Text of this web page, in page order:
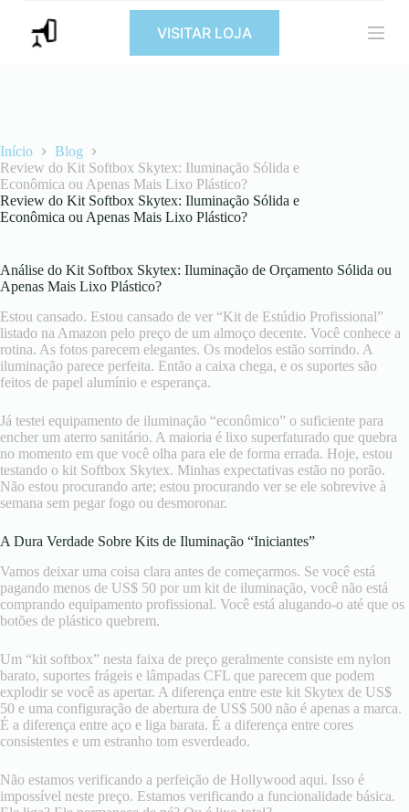
a
o
c
o
n
ú
d
o
VISITAR LOJA
Início
Blog
Review do Kit Softbox Skytex: Iluminação Sólida e
Econômica ou Apenas Mais Lixo Plástico?
Review do Kit Softbox Skytex: Iluminação Sólida e
Econômica ou Apenas Mais Lixo Plástico?
Análise do Kit Softbox Skytex: Iluminação de Orçamento Sólida ou
Apenas Mais Lixo Plástico?
Estou cansado. Estou cansado de ver “Kit de Estúdio Profissional”
listado na Amazon pelo preço de um almoço decente. Você conhece a
rotina. As fotos parecem elegantes. Os modelos estão sorrindo. A
iluminação parece perfeita. Então a caixa chega, e os suportes são
feitos de papel alumínio e esperança.
Já testei equipamento de iluminação “econômico” o suficiente para
encher um aterro sanitário. A maioria é lixo superfaturado que quebra
no momento em que você olha para ele de forma errada. Hoje, estou
testando o kit Softbox Skytex. Minhas expectativas estão no porão.
Não estou procurando arte; estou procurando ver se ele sobrevive à
semana sem pegar fogo ou desmoronar.
A Dura Verdade Sobre Kits de Iluminação “Iniciantes”
Vamos deixar uma coisa clara antes de começarmos. Se você está
pagando menos de US$ 50 por um kit de iluminação, você não está
comprando equipamento profissional. Você está alugando-o até que os
botões de plástico quebrem.
Um “kit softbox” nesta faixa de preço geralmente consiste em nylon
barato, suportes frágeis e lâmpadas CFL que parecem que podem
explodir se você as apertar. A diferença entre este kit Skytex de US$
50 e uma configuração de abertura de US$ 500 não é apenas a marca.
É a diferença entre aço e liga barata. É a diferença entre cores
consistentes e um estranho tom esverdeado.
Não estamos verificando a perfeição de Hollywood aqui. Isso é
impossível neste preço. Estamos verificando a funcionalidade básica.